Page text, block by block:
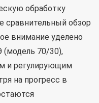
обработку
сравнительный обзор
внимание уделено
(модель 70/30),
и регулирующим
на прогресс в